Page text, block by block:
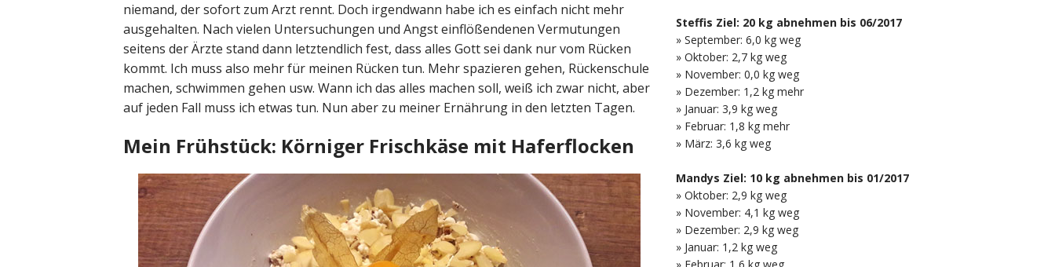
niemand, der sofort zum Arzt rennt. Doch irgendwann habe ich es einfach nicht mehr
ausgehalten. Nach vielen Untersuchungen und Angst einflößendenen Vermutungen
seitens der Ärzte stand dann letztendlich fest, dass alles Gott sei dank nur vom Rücken
kommt. Ich muss also mehr für meinen Rücken tun. Mehr spazieren gehen, Rückenschule
machen, schwimmen gehen usw. Wann ich das alles machen soll, weiß ich zwar nicht, aber
auf jeden Fall muss ich etwas tun. Nun aber zu meiner Ernährung in den letzten Tagen.
Mein Frühstück: Körniger Frischkäse mit Haferflocken
Steffis Ziel: 20 kg abnehmen bis 06/2017
» September: 6,0 kg weg
» Oktober: 2,7 kg weg
» November: 0,0 kg weg
» Dezember: 1,2 kg mehr
» Januar: 3,9 kg weg
» Februar: 1,8 kg mehr
» März: 3,6 kg weg
Mandys Ziel: 10 kg abnehmen bis 01/2017
» Oktober: 2,9 kg weg
» November: 4,1 kg weg
» Dezember: 2,9 kg weg
» Januar: 1,2 kg weg
» Februar: 1,6 kg weg